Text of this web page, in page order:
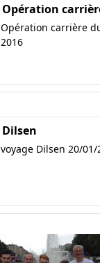
Opération
Opération carrière
2016
Dilsen
voyage Dilsen 20/01/